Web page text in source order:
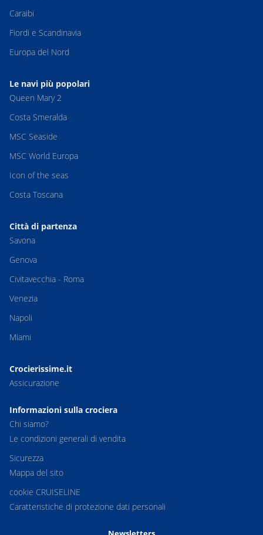
Caraibi
Fiordi e Scandinavia
Europa del Nord
Le navi più popolari
Queen Mary 2
Costa Smeralda
MSC Seaside
MSC World Europa
Icon of the seas
Costa Toscana
Città di partenza
Savona
Genova
Civitavecchia - Roma
Venezia
Napoli
Miami
Crocierissime.it
Assicurazione
Informazioni sulla crociera
Chi siamo?
Le condizioni generali di vendita
Sicurezza
Mappa del sito
cookie CRUISELINE
Caratteristiche di protezione dati personali